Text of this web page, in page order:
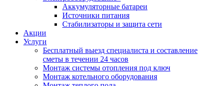
Аккумуляторные батареи
Источники питания
Стабилизаторы и защита сети
Акции
Услуги
Бесплатный выезд специалиста и составление
сметы в течении 24 часов
Монтаж системы отопления под ключ
Монтаж котельного оборудования